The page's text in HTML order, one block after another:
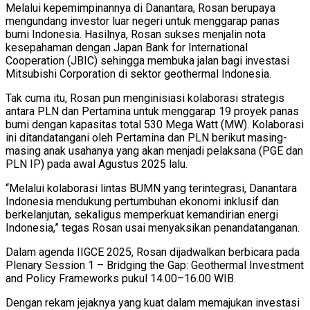
Melalui kepemimpinannya di Danantara, Rosan berupaya
mengundang investor luar negeri untuk menggarap panas
bumi Indonesia. Hasilnya, Rosan sukses menjalin nota
kesepahaman dengan Japan Bank for International
Cooperation (JBIC) sehingga membuka jalan bagi investasi
Mitsubishi Corporation di sektor geothermal Indonesia.
Tak cuma itu, Rosan pun menginisiasi kolaborasi strategis
antara PLN dan Pertamina untuk menggarap 19 proyek panas
bumi dengan kapasitas total 530 Mega Watt (MW). Kolaborasi
ini ditandatangani oleh Pertamina dan PLN berikut masing-
masing anak usahanya yang akan menjadi pelaksana (PGE dan
PLN IP) pada awal Agustus 2025 lalu.
“Melalui kolaborasi lintas BUMN yang terintegrasi, Danantara
Indonesia mendukung pertumbuhan ekonomi inklusif dan
berkelanjutan, sekaligus memperkuat kemandirian energi
Indonesia,” tegas Rosan usai menyaksikan penandatanganan.
Dalam agenda IIGCE 2025, Rosan dijadwalkan berbicara pada
Plenary Session 1 – Bridging the Gap: Geothermal Investment
and Policy Frameworks pukul 14.00–16.00 WIB.
Dengan rekam jejaknya yang kuat dalam memajukan investasi